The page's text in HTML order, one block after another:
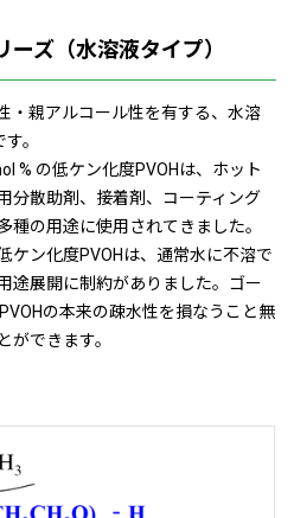
ズ（水溶液タイプ）
・親アルコール性を有する、水溶
。
% の低ケン化度PVOHは、ホット
分散助剤、接着剤、コーティング
種の用途に使用されてきました。
ケン化度PVOHは、通常水に不溶で
途展開に制約がありました。ゴー
の本来の疎水性を損なうこと無
ができます。